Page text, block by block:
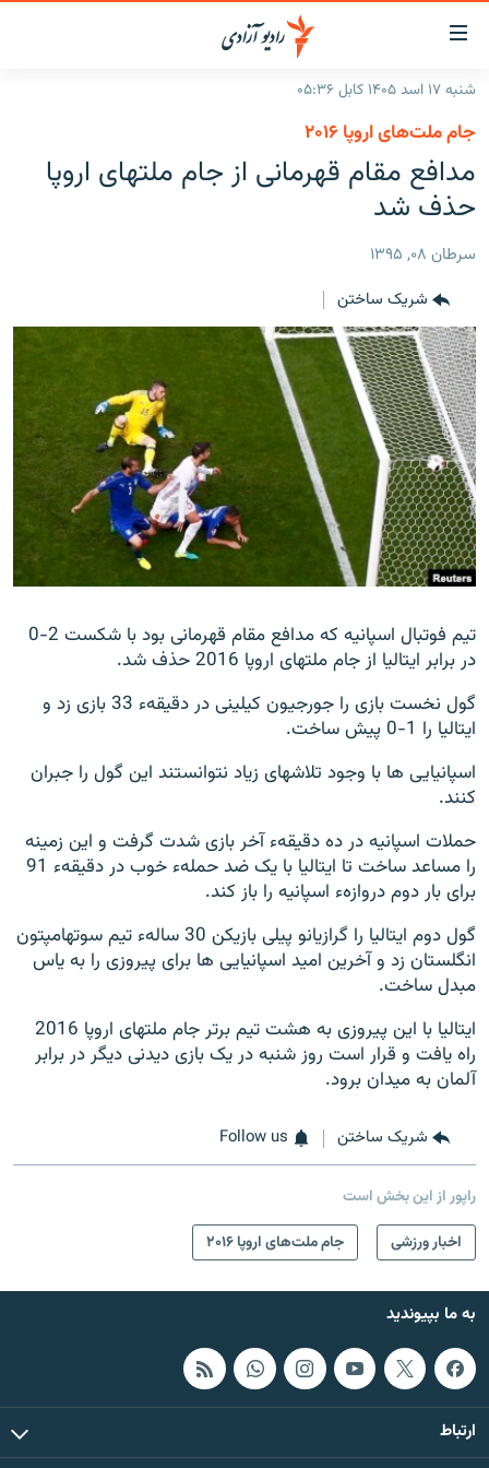
لینک‌های
قابل
دسترسی
متن
اصلی
بازگشت
منوی
مراجعه
به
صفحه
جستجو
گزارش‌ها
افغانستان
جهان
خبرها
مصاحبه‌ها
برنامه‌ها
مجموعه تصویری
ورزش
بحران مهاجرت
'کووید-۱۹'
تماس
صفحه پشتو
به ما بپیوندید
همۀ سایت‌های رادیو آزادی/ رادیو اروپای آزاد
شنبه ۱۷ اسد ۱۴۰۵ کابل ۰۵:۳۶
جام ملت‌های اروپا ۲۰۱۶
مدافع مقام قهرمانی از جام ملتهای اروپا
حذف شد
سرطان ۰۸, ۱۳۹۵
شریک ساختن
تیم فوتبال اسپانیه که مدافع مقام قهرمانی بود با شکست 2-0
در برابر ایتالیا از جام ملتهای اروپا 2016 حذف شد.
گول نخست بازی را جورجیون کیلینی در دقیقهء 33 بازی زد و
ایتالیا را 1-0 پیش ساخت.
اسپانیایی ها با وجود تلاشهای زیاد نتوانستند این گول را جبران
کنند.
حملات اسپانیه در ده دقیقهء آخر بازی شدت گرفت و این زمینه
را مساعد ساخت تا ایتالیا با یک ضد حملهء خوب در دقیقهء 91
برای بار دوم دروازهء اسپانیه را باز کند.
گول دوم ایتالیا را گرازیانو پیلی بازیکن 30 سالهء تیم سوتهامپتون
انگلستان زد و آخرین امید اسپانیایی ها برای پیروزی را به یاس
مبدل ساخت.
ایتالیا با این پیروزی به هشت تیم برتر جام ملتهای اروپا 2016
راه یافت و قرار است روز شنبه در یک بازی دیدنی دیگر در برابر
آلمان به میدان برود.
شریک ساختن Follow us
راپور از این بخش است
اخبار ورزشی
جام ملت‌های اروپا ۲۰۱۶
به ما بپیوندید
ارتباط